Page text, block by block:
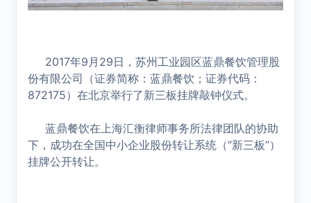
2017年9月29日，苏州工业园区蓝鼎餐饮管理股
份有限公司（证券简称：蓝鼎餐饮；证券代码：
872175）在北京举行了新三板挂牌敲钟仪式。
蓝鼎餐饮在上海汇衡律师事务所法律团队的协助
下，成功在全国中小企业股份转让系统（“新三板”）
挂牌公开转让。